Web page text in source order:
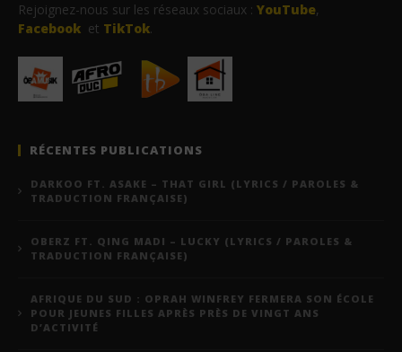
Rejoignez-nous sur les réseaux sociaux : YouTube,
Facebook et TikTok.
RÉCENTES PUBLICATIONS
DARKOO FT. ASAKE – THAT GIRL (LYRICS / PAROLES &
TRADUCTION FRANÇAISE)
OBERZ FT. QING MADI – LUCKY (LYRICS / PAROLES &
TRADUCTION FRANÇAISE)
AFRIQUE DU SUD : OPRAH WINFREY FERMERA SON ÉCOLE
POUR JEUNES FILLES APRÈS PRÈS DE VINGT ANS
D’ACTIVITÉ